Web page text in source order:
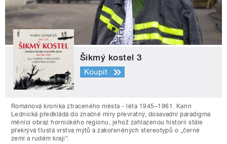
Šikmý kostel 3
Koupit
Románová kronika ztraceného města - léta 1945–1961. Karin
Lednická předkládá do značné míry převratný, dosavadní paradigma
měnící obraz hornického regionu, jehož zahlazenou historii stále
překrývá tlustá vrstva mýtů a zakořeněných stereotypů o „černé
zemi a rudém kraji“.